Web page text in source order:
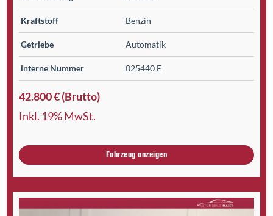
Kraftstoff Benzin
Getriebe Automatik
interne Nummer 025440 E
42.800 € (Brutto)
Inkl. 19% MwSt.
Fahrzeug anzeigen